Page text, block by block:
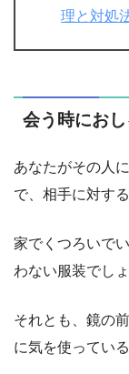
理と対処
会う時にお
あなたがその人
で、相手に対す
家でくつろいで
わない服装でしょ
それとも、鏡の
に気を使ってい